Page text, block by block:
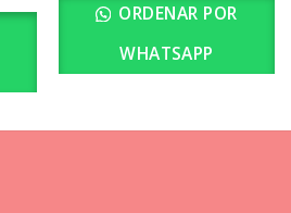
ORDENAR POR
WHATSAPP